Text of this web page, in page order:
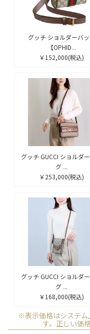
グッチ ショルダーバ
【OPHID...
￥152,000(税込)
グッチ GUCCI ショルダ
グ ...
￥253,000(税込)
グッチ GUCCI ショルダ
グ ...
￥168,000(税込)
※表示価格はシステム
す。正しい価